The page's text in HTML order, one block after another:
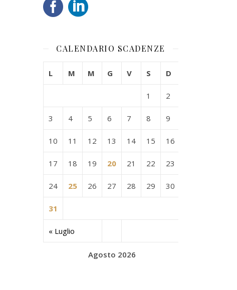
CALENDARIO SCADENZE
Agosto 2026
L M M G V S D
« Luglio
1 2
3 4 5 6 7 8 9
10 11 12 13 14 15 16
17 18 19 20 21 22 23
24 25 26 27 28 29 30
31